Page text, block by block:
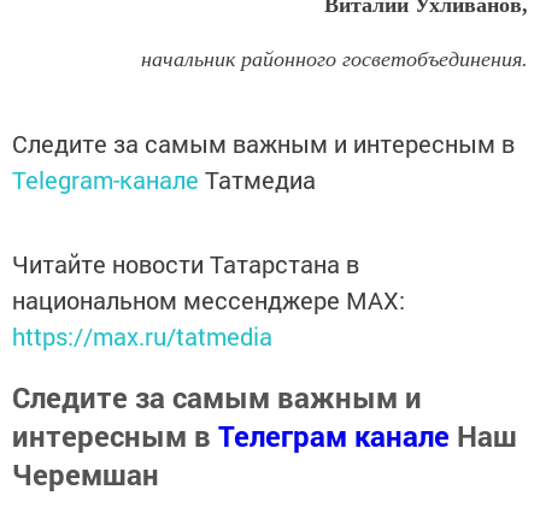
Виталий Ухливанов,
начальник районного госветобъединения.
Следите за самым важным и интересным в
Telegram-канале Татмедиа
Читайте новости Татарстана в
национальном мессенджере MАХ:
https://max.ru/tatmedia
Следите за самым важным и
интересным в Телеграм канале Наш
Черемшан